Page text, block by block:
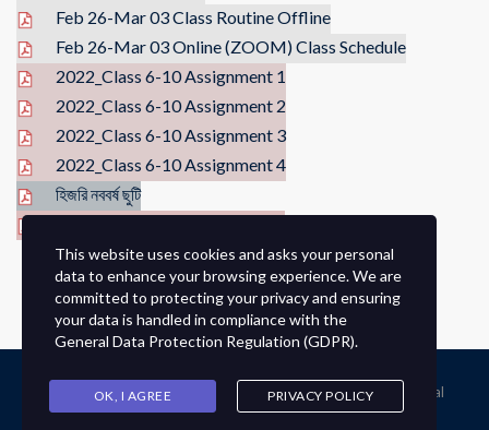
Feb 26-Mar 03 Class Routine Offline
Feb 26-Mar 03 Online (ZOOM) Class Schedule
2022_Class 6-10 Assignment 1
2022_Class 6-10 Assignment 2
2022_Class 6-10 Assignment 3
2022_Class 6-10 Assignment 4
হিজরি নববর্ষ ছুটি
© 2020 © Developed By HMMGHS Ex Student @Tanvir Faysal
This website uses cookies and asks your personal
data to enhance your browsing experience. We are
committed to protecting your privacy and ensuring
your data is handled in compliance with the
General Data Protection Regulation (GDPR).
OK, I AGREE PRIVACY POLICY